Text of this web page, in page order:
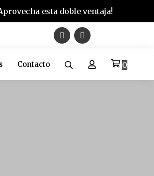
esta doble ventaja!
Contacto 0